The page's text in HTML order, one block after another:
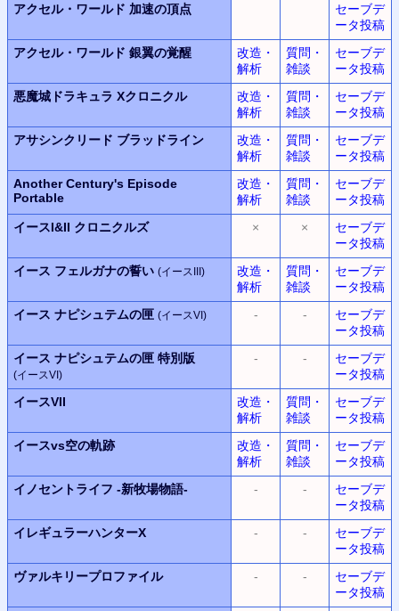
アクセル・ワールド 加速の頂点
セーブデ
ータ投稿
アクセル・ワールド 銀翼の覚醒
改造・
解析
質問・
雑談
セーブデ
ータ投稿
悪魔城ドラキュラ Xクロニクル
改造・
解析
質問・
雑談
セーブデ
ータ投稿
アサシンクリード ブラッドライン
改造・
解析
質問・
雑談
セーブデ
ータ投稿
Another Century's Episode
Portable
改造・
解析
質問・
雑談
セーブデ
ータ投稿
イースI&II クロニクルズ
× ×
セーブデ
ータ投稿
イース フェルガナの誓い (イースIII)
改造・
解析
質問・
雑談
セーブデ
ータ投稿
イース ナピシュテムの匣 (イースVI) - -
セーブデ
ータ投稿
イース ナピシュテムの匣 特別版
(イースVI)
- -
セーブデ
ータ投稿
イースVII
改造・
解析
質問・
雑談
セーブデ
ータ投稿
イースvs空の軌跡
改造・
解析
質問・
雑談
セーブデ
ータ投稿
イノセントライフ -新牧場物語- - -
セーブデ
ータ投稿
イレギュラーハンターX
- -
セーブデ
ータ投稿
ヴァルキリープロファイル
- -
セーブデ
ータ投稿